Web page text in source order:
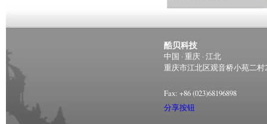
酷贝科技
中国 · 重庆 · 江北
重庆市江北区观音桥小苑二村
Fax: +86 (023)68196898
分享按钮